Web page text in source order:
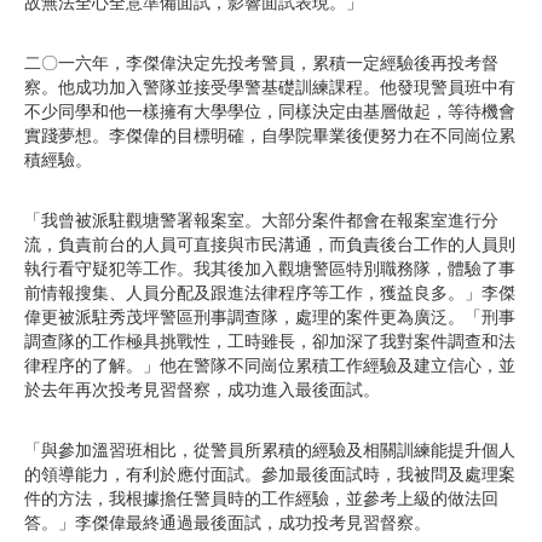
二〇一六年，李傑偉決定先投考警員，累積一定經驗後再投考督
察。他成功加入警隊並接受學警基礎訓練課程。他發現警員班中有
不少同學和他一樣擁有大學學位，同樣決定由基層做起，等待機會
實踐夢想。李傑偉的目標明確，自學院畢業後便努力在不同崗位累
積經驗。
「我曾被派駐觀塘警署報案室。大部分案件都會在報案室進行分
流，負責前台的人員可直接與市民溝通，而負責後台工作的人員則
執行看守疑犯等工作。我其後加入觀塘警區特別職務隊，體驗了事
前情報搜集、人員分配及跟進法律程序等工作，獲益良多。」李傑
偉更被派駐秀茂坪警區刑事調查隊，處理的案件更為廣泛。「刑事
調查隊的工作極具挑戰性，工時雖長，卻加深了我對案件調查和法
律程序的了解。」他在警隊不同崗位累積工作經驗及建立信心，並
於去年再次投考見習督察，成功進入最後面試。
「與參加溫習班相比，從警員所累積的經驗及相關訓練能提升個人
的領導能力，有利於應付面試。參加最後面試時，我被問及處理案
件的方法，我根據擔任警員時的工作經驗，並參考上級的做法回
答。」李傑偉最終通過最後面試，成功投考見習督察。